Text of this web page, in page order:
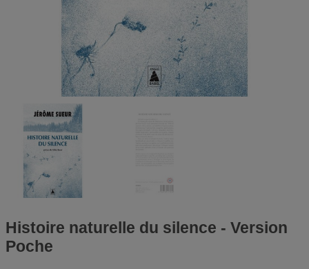
Histoire naturelle du silence - Version
Poche